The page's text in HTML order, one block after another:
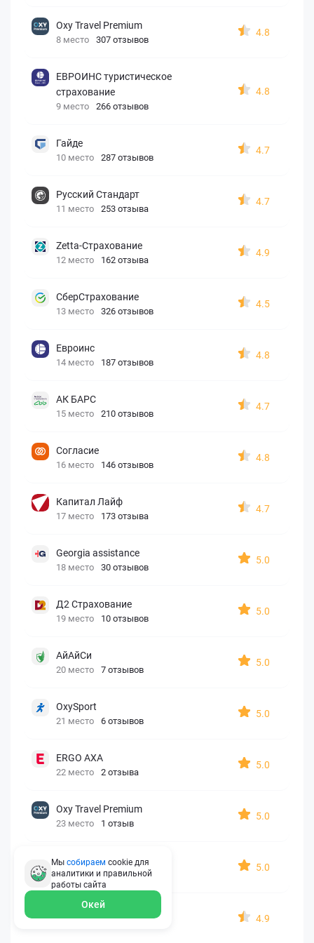
Oxy Travel Premium
8 место 307 отзывов
4.8
ЕВРОИНС туристическое
страхование
9 место 266 отзывов
4.8
Гайде
10 место 287 отзывов
4.7
Русский Стандарт
11 место 253 отзыва
4.7
Zetta-Страхование
12 место 162 отзыва
4.9
СберСтрахование
13 место 326 отзывов
4.5
Евроинс
14 место 187 отзывов
4.8
АК БАРС
15 место 210 отзывов
4.7
Согласие
16 место 146 отзывов
4.8
Капитал Лайф
17 место 173 отзыва
4.7
Georgia assistance
18 место 30 отзывов
5.0
Д2 Страхование
19 место 10 отзывов
5.0
АйАйСи
20 место 7 отзывов
5.0
OxySport
21 место 6 отзывов
5.0
ERGO AXA
22 место 2 отзыва
5.0
Oxy Travel Premium
23 место 1 отзыв
5.0
УралСиб
24 место 1 отзыв
5.0
МАКС
4.9
Мы собираем cookie для
аналитики и правильной
работы сайта
Окей